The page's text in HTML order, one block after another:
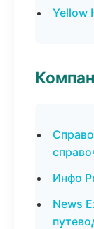
Yellow
Инфо
News